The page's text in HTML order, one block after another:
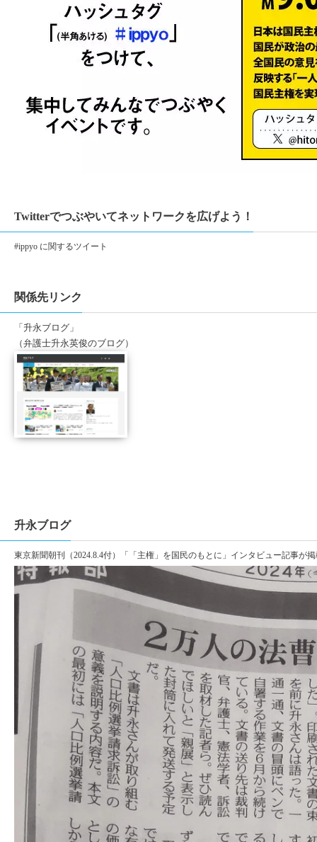
Twitterでつぶやいてネットワークを広げよう！
#ippyo に関するツイート
関係先リンク
「升永ブログ」
（弁護士升永英俊のブログ）
升永ブログ
東京新聞朝刊（2024.8.4付）「「主権」を国民のもとに」インタビュー記事が